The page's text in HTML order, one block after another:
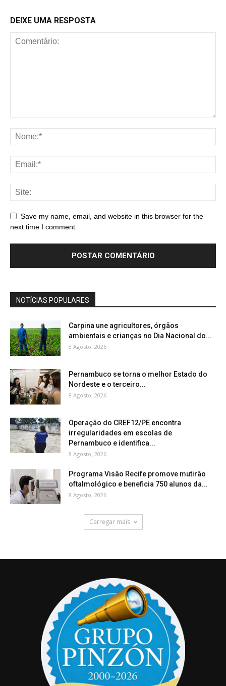
DEIXE UMA RESPOSTA
Save my name, email, and website in this browser for the
next time I comment.
NOTÍCIAS POPULARES
Carpina une agricultores, órgãos
ambientais e crianças no Dia Nacional do...
8 Agosto, 2026
Pernambuco se torna o melhor Estado do
Nordeste e o terceiro...
8 Agosto, 2026
Operação do CREF12/PE encontra
irregularidades em escolas de
Pernambuco e identifica...
8 Agosto, 2026
Programa Visão Recife promove mutirão
oftalmológico e beneficia 750 alunos da...
8 Agosto, 2026
Carregar mais